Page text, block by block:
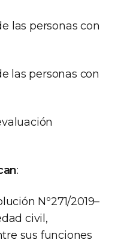
las personas con
las personas con
:
Nº271/2019–
civil,
sus funciones